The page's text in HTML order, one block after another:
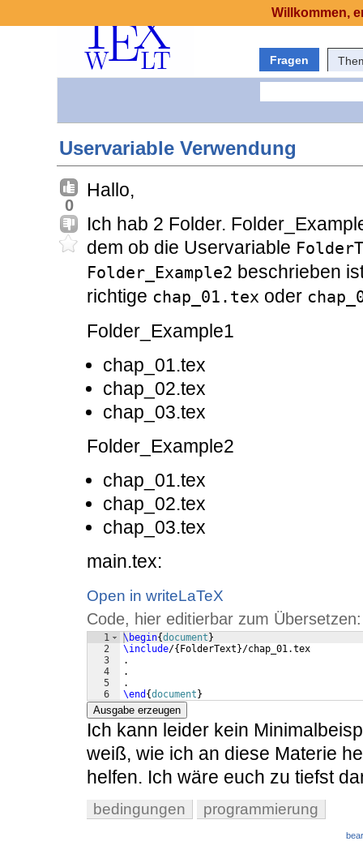
Fragen
Uservariable Verwendung
0
Hallo,
Ich hab 2 Folder.
dem ob die Uservariable
Folder_Example2 beschrieben
richtige chap_01.tex oder
Folder_Example1
chap_01.tex
chap_02.tex
chap_03.tex
Folder_Example2
chap_01.tex
chap_02.tex
chap_03.tex
main.tex:
Open in writeLaTeX
Code, hier editierbar zum Übersetzen:
1
2
3
4
5
6
\begin{document }
\include/{ FolderText }/chap_01.tex
.
.
.
\end {document }
Ausgabe erzeugen
Ich kann leider kein
weiß, wie ich an diese Materie
helfen. Ich wäre euch zu tiefst
bedingungen programmierung
Willkommen,